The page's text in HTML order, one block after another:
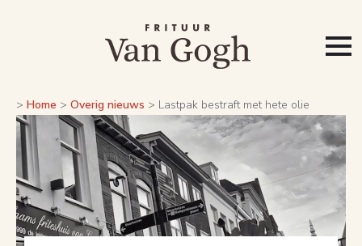
> Home > Overig nieuws > Lastpak bestraft met hete olie